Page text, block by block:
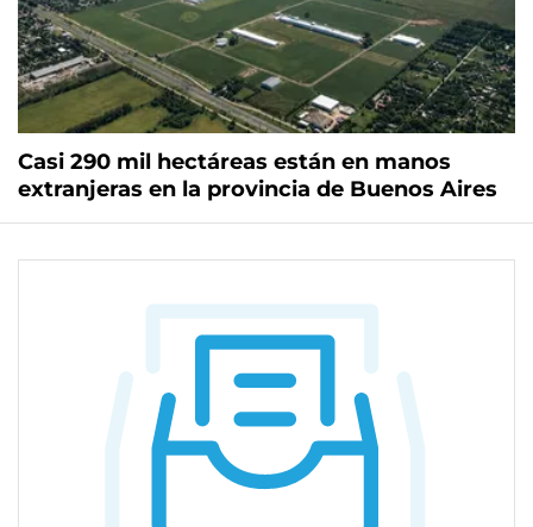
Casi 290 mil hectáreas están en manos
extranjeras en la provincia de Buenos Aires